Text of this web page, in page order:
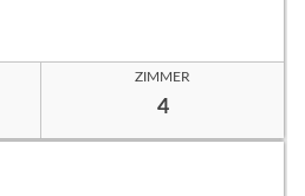
ZIMMER
4